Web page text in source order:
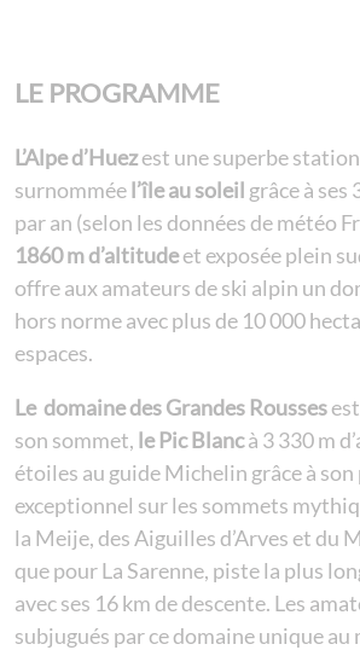
LE PROGRAMME
L’Alpe d’Huezest une superbe station
surnomméel’île au soleil grâce à ses
par an (selon les données de météo
1860 m d’altitudeet exposée plein
offre aux amateurs de ski alpin un
hors norme avec plus de 10 000
espaces.
Le domaine des Grandes Rousses
son sommet, le Pic Blancà 3 330 m
étoiles au guide Michelin grâce à
exceptionnel sur les sommets
la Meije, des Aiguilles d’Arves et du
que pour La Sarenne, piste la plus
avec ses 16 km de descente. Les
subjugués par ce domaine unique